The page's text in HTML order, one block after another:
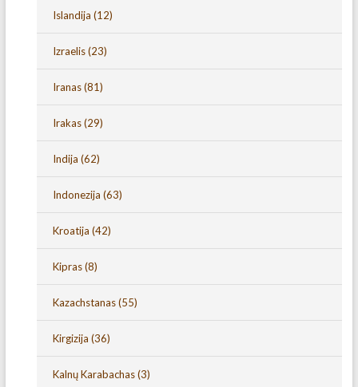
Islandija (12)
Izraelis(23)
Iranas(81)
Irakas(29)
Indija (62)
Indonezija (63)
Kroatija (42)
Kipras(8)
Kazachstanas(55)
Kirgizija (36)
Kalnų Karabachas(3)